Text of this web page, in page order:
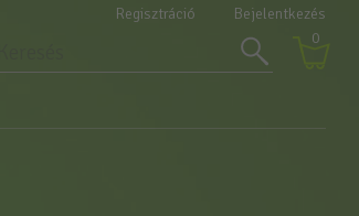
Regisztráció
Bejelentkezés
0